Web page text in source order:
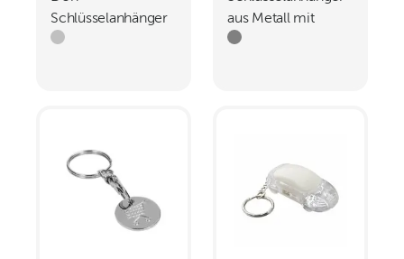
Schlüsselanhänger
mit Flaschenöffner
aus Metall mit
Einkaufschip HILDE